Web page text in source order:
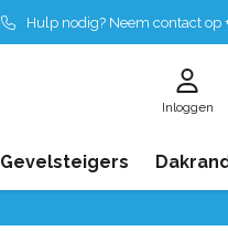
Hulp nodig? Neem contact op
Inloggen
Gevelsteigers